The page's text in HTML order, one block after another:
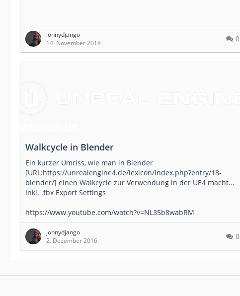
jonnydjango
14. November 2018
0
Walkcycle in Blender
Ein kurzer Umriss, wie man in Blender
[URL:https://unrealengine4.de/lexicon/index.php?entry/18-
blender/] einen Walkcycle zur Verwendung in der UE4 macht...
Inkl. .fbx Export Settings
https://www.youtube.com/watch?v=NL35b8wabRM
jonnydjango
2. Dezember 2016
0